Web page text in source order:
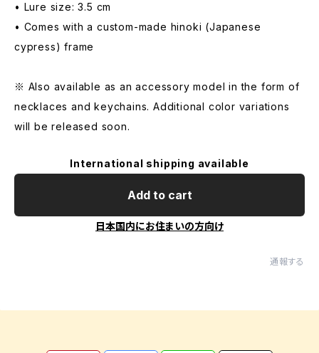
• Lure size: 3.5 cm
• Comes with a custom-made hinoki (Japanese
cypress) frame
※ Also available as an accessory model in the form of
necklaces and keychains. Additional color variations
will be released soon.
International shipping available
Add to cart
日本国内にお住まいの方向け
通報する